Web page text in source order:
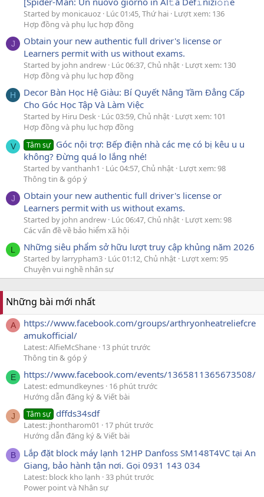
Started by monicauoz Lúc 01:45, Thứ hai Lượt xem: 136
Hợp đồng và phụ lục hợp đồng
J
Obtain your new authentic full driver's license or
Learners permit with us without exams.
Started by john andrew Lúc 06:37, Chủ nhật Lượt xem: 130
Hợp đồng và phụ lục hợp đồng
H
Decor Bàn Học Hệ Giàu: Bí Quyết Nâng Tầm Đẳng Cấp
Cho Góc Học Tập Và Làm Việc
Started by Hiru Desk Lúc 03:59, Chủ nhật Lượt xem: 101
Hợp đồng và phụ lục hợp đồng
V Tâm sự Góc nội trợ: Bếp điện nhà các mẹ có bị kêu u u
không? Đừng quá lo lắng nhé!
Started by vanthanh1 Lúc 04:57, Chủ nhật Lượt xem: 98
Thông tin & góp ý
J
Obtain your new authentic full driver's license or
Learners permit with us without exams.
Started by john andrew Lúc 06:47, Chủ nhật Lượt xem: 98
Các vấn đề về bảo hiểm xã hội
L Những siêu phẩm sở hữu lượt truy cập khủng năm 2026
Started by larrypham3 Lúc 01:12, Chủ nhật Lượt xem: 95
Chuyện vui nghề nhân sự
Những bài mới nhất
A
https://www.facebook.com/groups/arthryonheatreliefcre
amukofficial/
Latest: AlfieMcShane 13 phút trước
Thông tin & góp ý
E https://www.facebook.com/events/1365811365673508/
Latest: edmundkeynes 16 phút trước
Hướng dẫn đăng ký & Viết bài
J Tâm sự dffds34sdf
Latest: jhontharom01
17 phút trước
Hướng dẫn đăng ký & Viết bài
B
Lắp đặt block máy lạnh 12HP Danfoss SM148T4VC tại An
Giang, bảo hành tận nơi. Gọi 0931 143 034
Latest: block kho lạnh 33 phút trước
Power point và Nhân sự